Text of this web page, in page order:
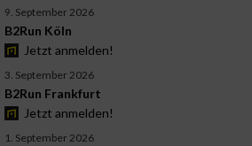
9. September 2026
B2Run Köln
Jetzt anmelden!
3. September 2026
B2Run Frankfurt
Jetzt anmelden!
1. September 2026